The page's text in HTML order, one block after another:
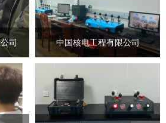
司 中国核电工程有限公司